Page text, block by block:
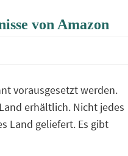
von Amazon
vorausgesetzt werden.
erhältlich. Nicht jedes
Land geliefert. Es gibt